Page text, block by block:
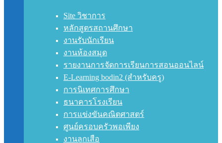
Site วิชาการ
หลักสูตรสถานศึกษา
งานรับนักเรียน
งานห้องสมุด
รายงานการจัดการเรียนการสอนออนไลน์
E-Learning bodin2 (สำหรับครู)
การนิเทศการศึกษา
ธนาคารโรงเรียน
การแข่งขันคณิตศาสตร์
ศูนย์ครอบครัวพอเพียง
งานลูกเสือ